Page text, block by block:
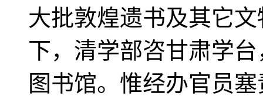
大批敦煌遗书及其它
下，清学部咨甘肃学
图书馆。惟经办官员